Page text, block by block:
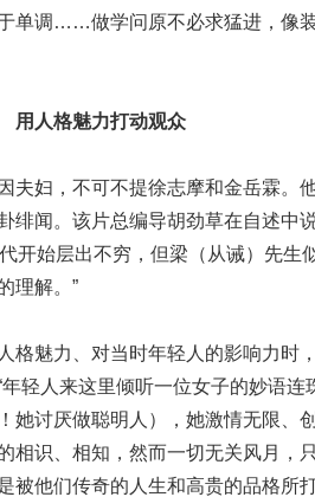
单调……做学问原不必求猛进，像
用人格魅力打动观众
妇，不可不提徐志摩和金岳霖。
绯闻。该片总编导胡劲草在自述中
开始层出不穷，但梁（从诫）先生
理解。”
魅力、对当时年轻人的影响力时
轻人来这里倾听一位女子的妙语
她讨厌做聪明人），她激情无限、
相识、相知，然而一切无关风月，
被他们传奇的人生和高贵的品格所打